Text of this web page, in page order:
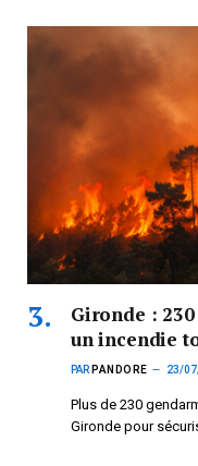
Gironde :
un incendie
PAR PANDORE 23/
Plus de 230
Gironde pour